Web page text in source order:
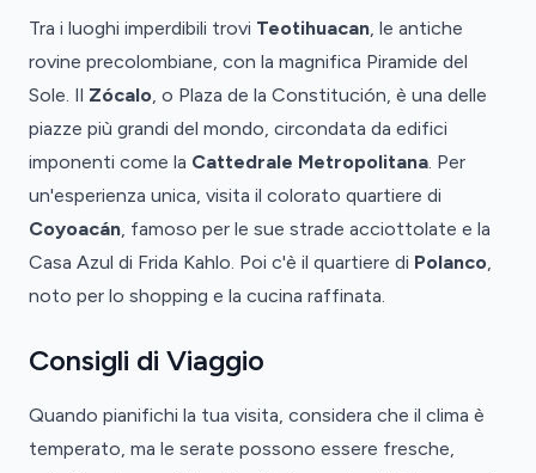
Tra i luoghi imperdibili trovi Teotihuacan, le antiche
rovine precolombiane, con la magnifica Piramide del
Sole. Il Zócalo, o Plaza de la Constitución, è una delle
piazze più grandi del mondo, circondata da edifici
imponenti come la Cattedrale Metropolitana. Per
un'esperienza unica, visita il colorato quartiere di
Coyoacán, famoso per le sue strade acciottolate e la
Casa Azul di Frida Kahlo. Poi c'è il quartiere di Polanco,
noto per lo shopping e la cucina raffinata.
Consigli di Viaggio
Quando pianifichi la tua visita, considera che il clima è
temperato, ma le serate possono essere fresche,